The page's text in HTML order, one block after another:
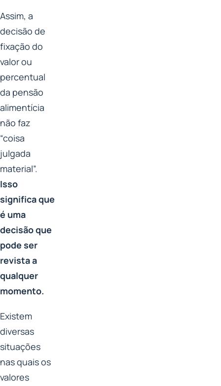
Assim, a
decisão de
fixação do
valor ou
percentual
da pensão
alimentícia
não faz
“coisa
julgada
material”.
Isso
significa que
é uma
decisão que
pode ser
revista a
qualquer
momento.
Existem
diversas
situações
nas quais os
valores